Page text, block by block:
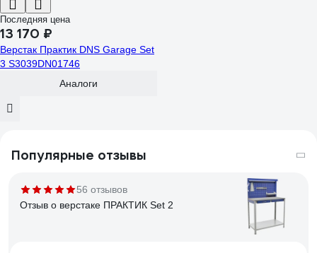
Последняя цена
13 170 ₽
Верстак Практик DNS Garage Set
3 S3039DN01746
Аналоги
Популярные отзывы
56 отзывов
Отзыв о верстаке ПРАКТИК Set 2